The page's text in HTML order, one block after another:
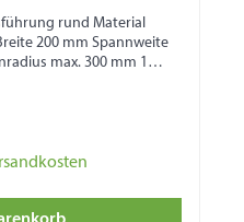
rund Material
200 mm Spannweite
max. 300 mm 1